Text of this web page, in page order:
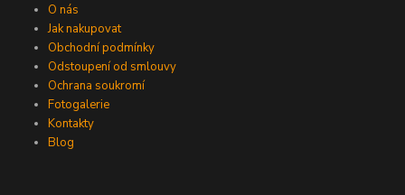
O nás
Jak nakupovat
Obchodní podmínky
Odstoupení od smlouvy
Ochrana soukromí
Fotogalerie
Kontakty
Blog